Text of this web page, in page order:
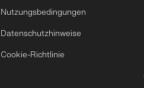
Nutzungsbedingungen
Datenschutzhinweise
Cookie-Richtlinie